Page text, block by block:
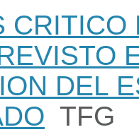
CRITICO
DEL
TFG